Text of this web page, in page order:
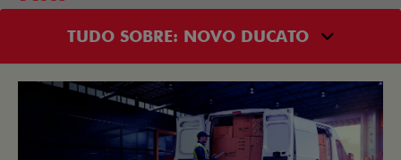
TUDO SOBRE: NOVO DUCATO